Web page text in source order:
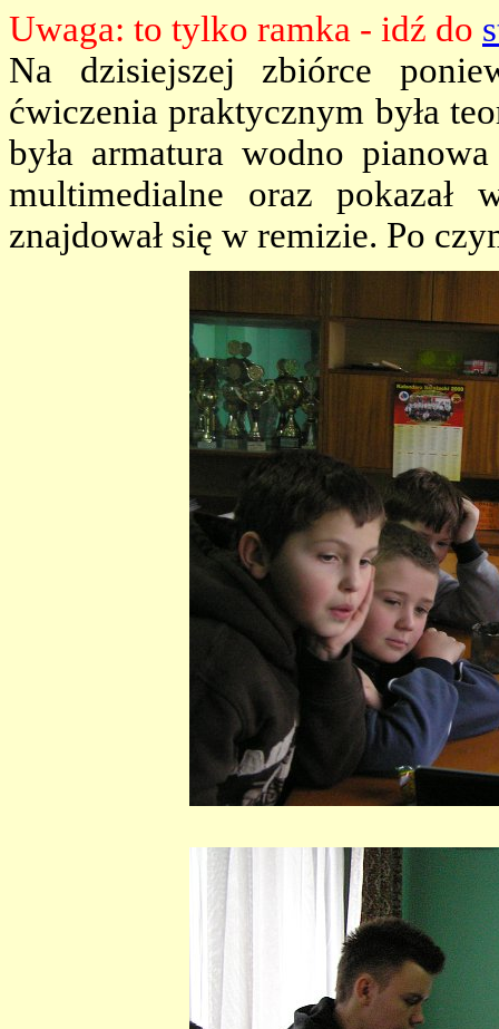
Uwaga: to tylko ramka - idź do
Na dzisiejszej zbiórce
ćwiczenia praktycznym była
była armatura wodno
multimedialne oraz pokazał
znajdował się w remizie. Po